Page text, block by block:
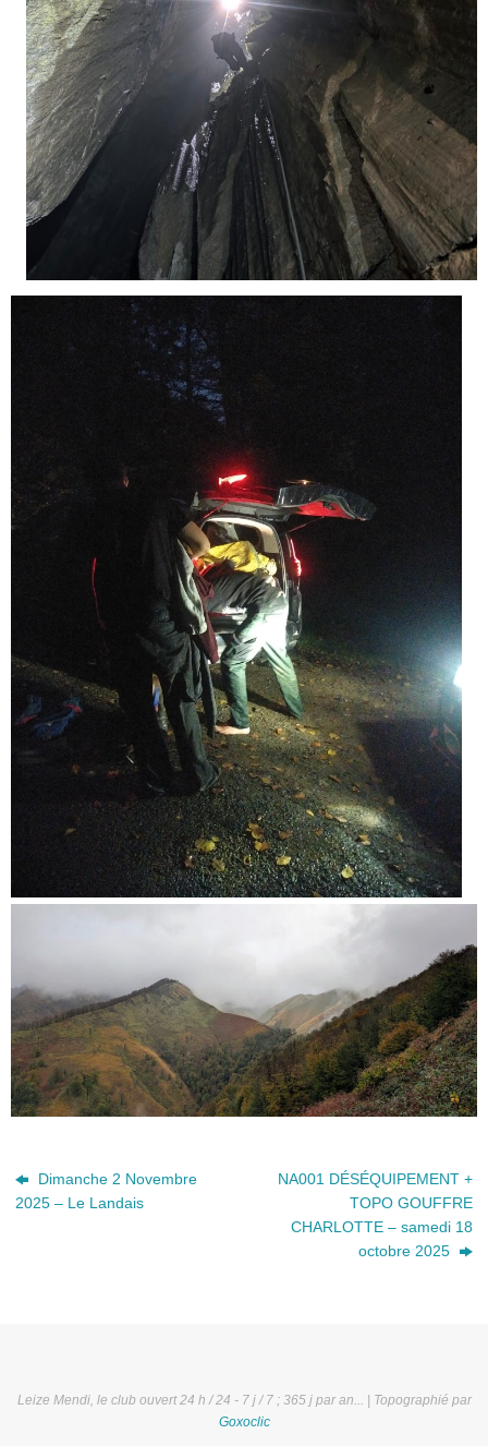
Dimanche 2 Novembre
2025 – Le Landais
NA001 DÉSÉQUIPEMENT +
TOPO GOUFFRE
CHARLOTTE – samedi 18
octobre 2025
Leize Mendi, le club ouvert 24 h / 24 - 7 j / 7 ; 365 j par an... | Topographié par
Goxoclic